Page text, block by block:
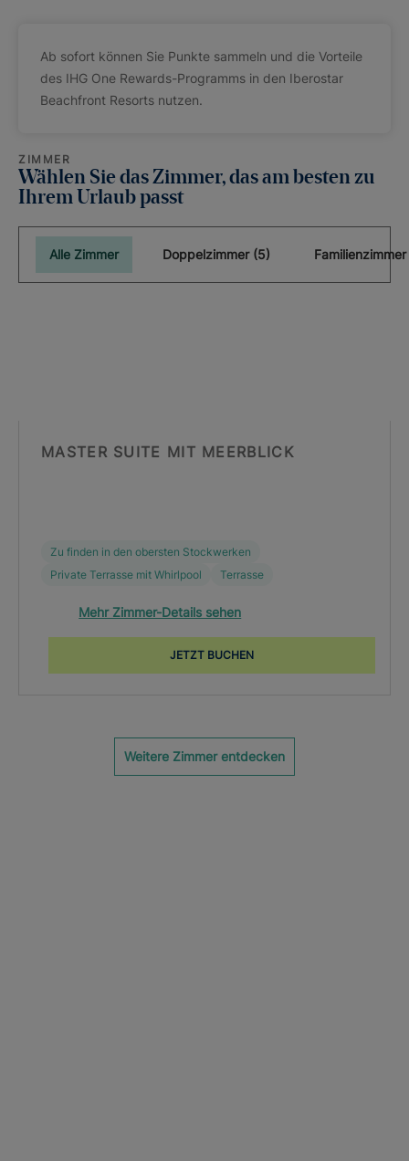
Ab sofort können Sie Punkte sammeln und die Vorteile
des IHG One Rewards-Programms in den Iberostar
Beachfront Resorts nutzen.
ZIMMER
Wählen Sie das Zimmer, das am besten zu
Ihrem Urlaub passt
Alle Zimmer Doppelzimmer (5)
MASTER SUITE MIT MEERBLICK
Zu finden in den obersten Stockwerken
Private Terrasse mit Whirlpool
Terrasse
Mehr Zimmer-Details sehen
JETZT BUCHEN
Weitere Zimmer entdecken